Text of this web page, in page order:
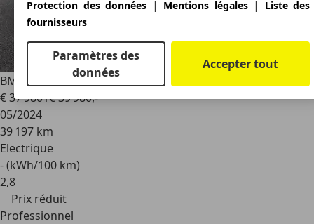
BMW 528
eDrive35 286ch M Sport
€ 37 9801€ 39 980,-
05/2024
39 197 km
Electrique
- (kWh/100 km)
2,8
Prix réduit
Professionnel
Protection des données | Mentions légales|
Liste des
fournisseurs
Paramètres des
données
Accepter tout